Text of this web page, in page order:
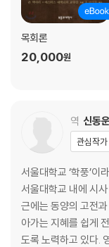
목회론
20,000원
역 신동
관심작
서울대학교 ‘학풍’
서울대학교 내에 시
근에는 동양의 고전
아가는 지혜를 쉽게
도록 노력하고 있다. 영어 관련 저서 및 역서로 『햄릿』, 『하멜표류기』,